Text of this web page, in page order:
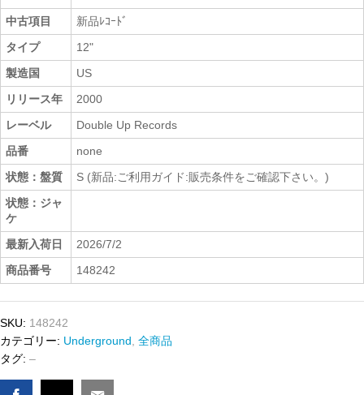
中古項目
新品ﾚｺｰﾄﾞ
タイプ
12"
製造国
US
リリース年
2000
レーベル
Double Up Records
品番
none
状態：盤質
S (新品:ご利用ガイド:販売条件をご確認下さい。)
状態：ジャ
ケ
最新入荷日
2026/7/2
商品番号
148242
SKU: 148242
カテゴリー: Underground 全商品
タグ: –